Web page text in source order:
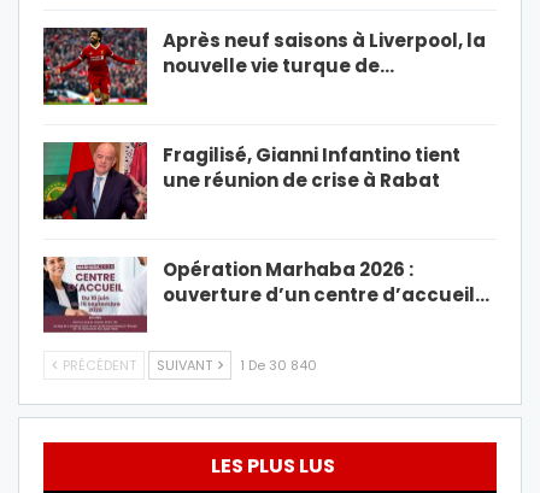
Après neuf saisons à Liverpool, la
nouvelle vie turque de…
Fragilisé, Gianni Infantino tient
une réunion de crise à Rabat
Opération Marhaba 2026 :
ouverture d’un centre d’accueil…
PRÉCÉDENT SUIVANT 1 De 30 840
LES PLUS LUS